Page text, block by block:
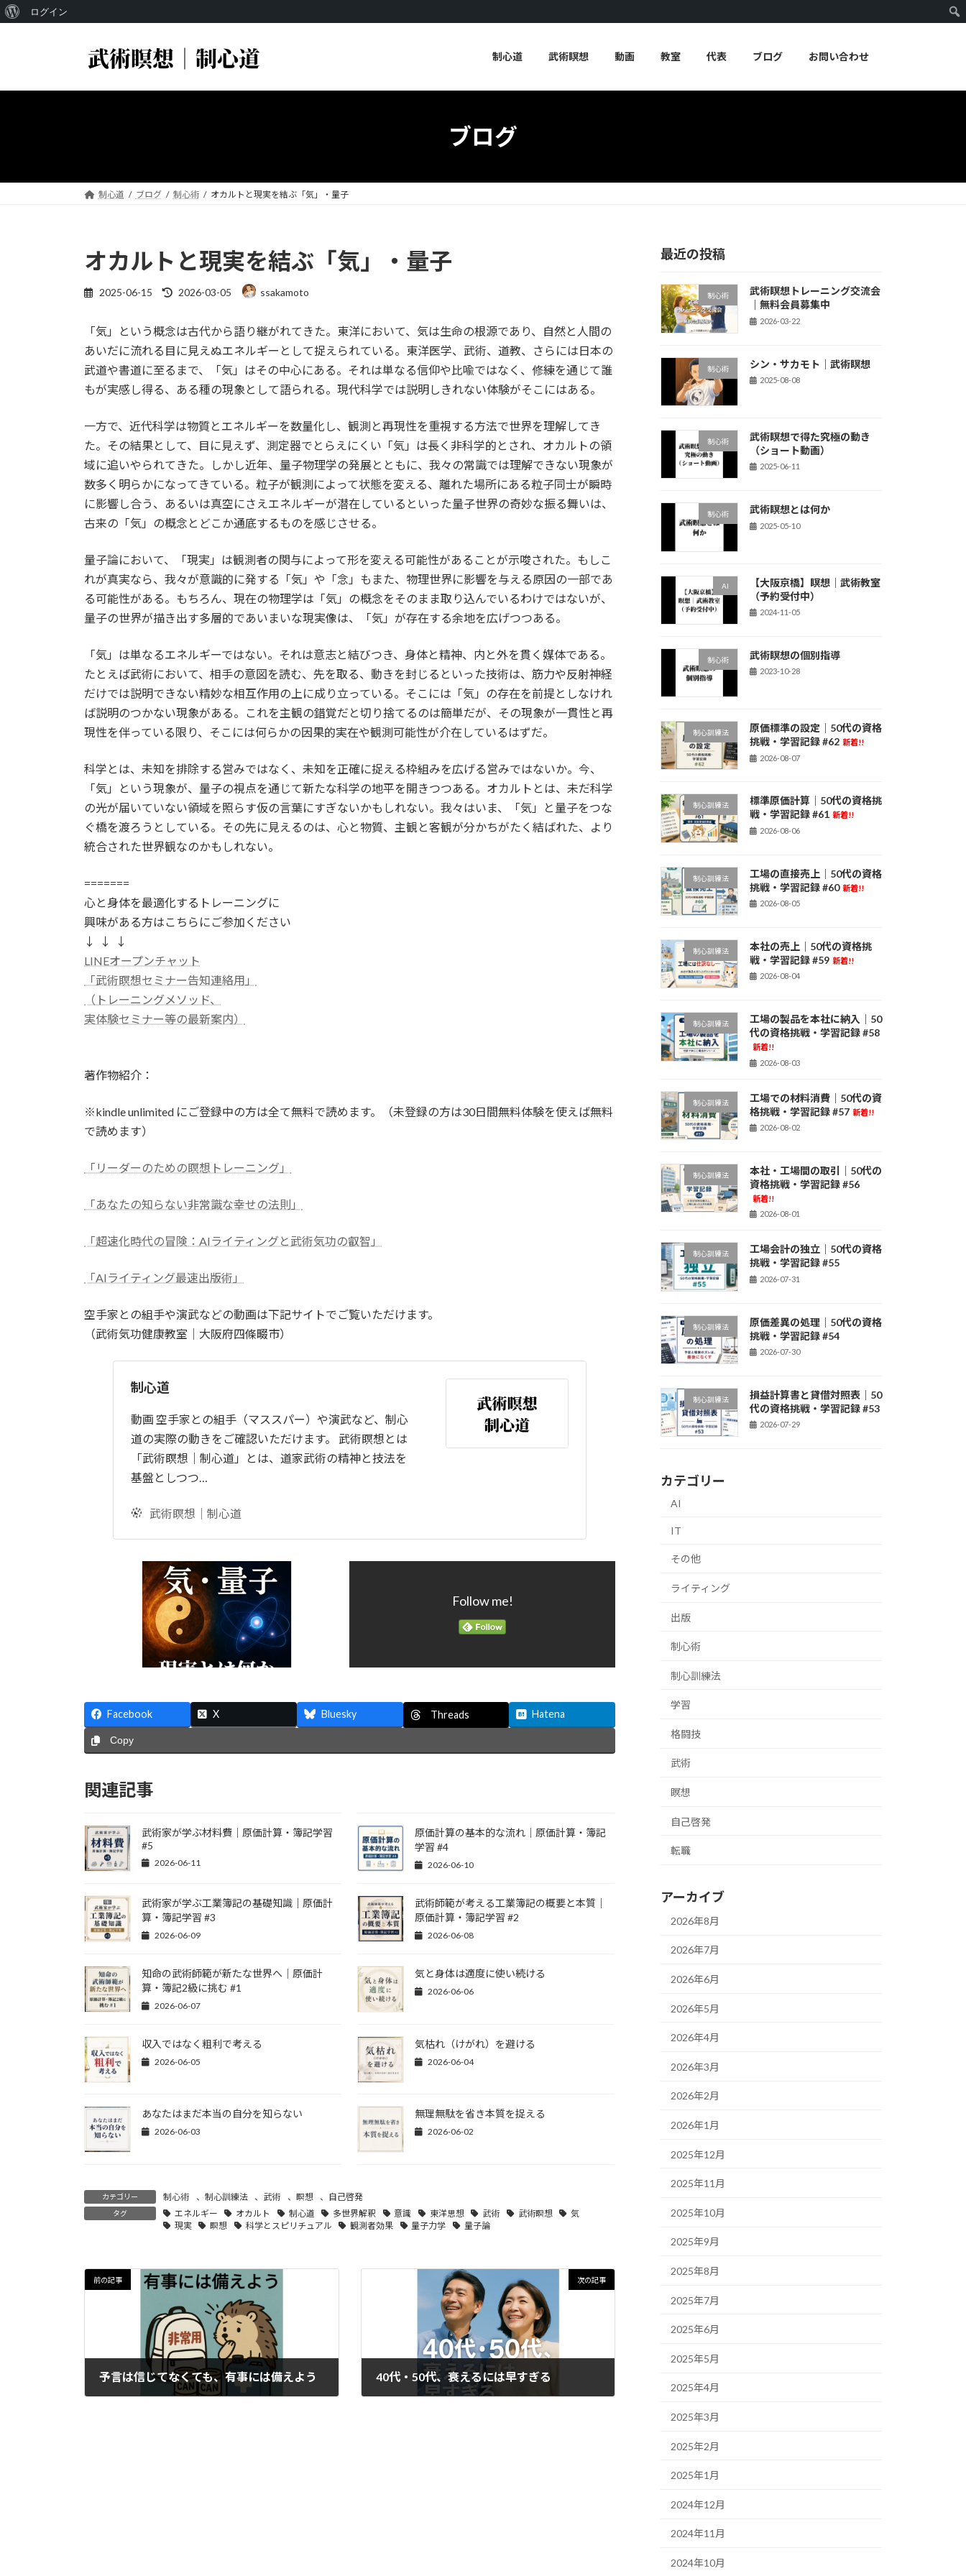
プ
動
WordPress
ログイン
制心道 武術瞑想 動画 教室 代表 ブログ お問い合わせ
ブログ
制心道 ブログ 制心術 オカルトと現実を結ぶ「気」・量子
オカルトと現実を結ぶ「気」・量子
2025-06-15
最
新
日
:
2026-03-05 ssakamoto
「気」という概念は古代から語り継がれてきた。東洋において、気は生命の根源であり、自然と人間の
あいだに流れる目に見えぬエネルギーとして捉えられている。東洋医学、武術、道教、さらには日本の
武道や書道に至るまで、「気」はその中心にある。それは単なる信仰や比喩ではなく、修練を通じて誰
もが実感し得る、ある種の現象として語られる。現代科学では説明しきれない体験がそこにはある。
一方で、近代科学は物質とエネルギーを数量化し、観測と再現性を重視する方法で世界を理解してき
た。その結果として、目に見えず、測定器でとらえにくい「気」は長く非科学的とされ、オカルトの領
域に追いやられてきた。しかし近年、量子物理学の発展とともに、我々の常識では理解できない現象が
数多く明らかになってきている。粒子が観測によって状態を変える、離れた場所にある粒子同士が瞬時
に影響し合う、あるいは真空にさえエネルギーが潜在しているといった量子世界の奇妙な振る舞いは、
古来の「気」の概念とどこか通底するものを感じさせる。
量子論において、「現実」は観測者の関与によって形を変える可能性があることが示唆された。もしこ
れが真実なら、我々が意識的に発する「気」や「念」もまた、物理世界に影響を与える原因の一部であ
る可能性がある。もちろん、現在の物理学は「気」の概念をそのまま取り込んでいるわけではないが、
量子の世界が描き出す多層的であいまいな現実像は、「気」が存在する余地を広げつつある。
「気」は単なるエネルギーではない。それは意志と結びつき、身体と精神、内と外を貫く媒体である。
たとえば武術において、相手の意図を読む、先を取る、動きを封じるといった技術は、筋力や反射神経
だけでは説明できない精妙な相互作用の上に成り立っている。そこには「気」の存在を前提としなけれ
ば説明のつかない現象がある。これを主観の錯覚だと切り捨てるのは簡単だが、その現象が一貫性と再
現性を伴っている限り、そこには何らかの因果的実在や観測可能性が介在しているはずだ。
科学とは、未知を排除する営みではなく、未知を正確に捉える枠組みを広げる営みではないか。今、
「気」という現象が、量子の視点を通じて新たな科学の地平を開きつつある。オカルトとは、未だ科学
の光が届いていない領域を照らす仮の言葉にすぎないかもしれない。我々はいま、「気」と量子をつな
ぐ橋を渡ろうとしている。その先に見えるのは、心と物質、主観と客観が分かちがたく結ばれた、より
統合された世界観なのかもしれない。
=======
心と身体を最適化するトレーニングに
興味がある方はこちらにご参加ください
↓ ↓ ↓
LINEオープンチャット
「武術瞑想セミナー告知連絡用」
（トレーニングメソッド、
実体験セミナー等の最新案内）
著作物紹介：
※kindle unlimited にご登録中の方は全て無料で読めます。（未登録の方は30日間無料体験を使えば無料
で読めます）
「リーダーのための瞑想トレーニング」
「あなたの知らない非常識な幸せの法則」
「超速化時代の冒険：AIライティングと武術気功の叡智」
「AIライティング最速出版術」
空手家との組手や演武などの動画は下記サイトでご覧いただけます。
（武術気功健康教室｜大阪府四條畷市）
制心道
動画 空手家との組手（マススパー）や演武など、制心
道の実際の動きをご確認いただけます。 武術瞑想とは
「武術瞑想｜制心道」とは、道家武術の精神と技法を
基盤としつつ…
武術瞑想｜制心道
Follow me!
Facebook X Bluesky Threads Hatena
Copy
関連記事
武術家が学ぶ材料費｜原価計算・簿記学習
#5
2026-06-11
原価計算の基本的な流れ｜原価計算・簿記
学習 #4
2026-06-10
武術家が学ぶ工業簿記の基礎知識｜原価計
算・簿記学習 #3
2026-06-09
武術師範が考える工業簿記の概要と本質｜
原価計算・簿記学習 #2
2026-06-08
知命の武術師範が新たな世界へ｜原価計
算・簿記2級に挑む #1
2026-06-07
気と身体は適度に使い続ける
2026-06-06
収入ではなく粗利で考える
2026-06-05
気枯れ（けがれ）を避ける
2026-06-04
あなたはまだ本当の自分を知らない
2026-06-03
無理無駄を省き本質を捉える
2026-06-02
カテゴリー 制心術 、 制心訓練法 、 武術 、 瞑想 、 自己啓発
タグ エネルギー オカルト 制心道 多世界解釈 意識 東洋思想 武術 武術瞑想
気
現実
瞑想 科学とスピリチュアル 観測者効果 量子力学 量子論
前の記事
予言は信じてなくても、有事には備えよう
次の記事
40代・50代、衰えるには早すぎる
最近の投稿
制心術
武術瞑想トレーニング交流会
｜無料会員募集中
2026-03-22
制心術 シン・サカモト｜武術瞑想
2025-08-08
制心術
武術瞑想で得た究極の動き
（ショート動画）
2025-06-11
制心術 武術瞑想とは何か
2025-05-10
AI
【大阪京橋】瞑想｜武術教室
（予約受付中）
2024-11-05
制心術 武術瞑想の個別指導
2023-10-28
制心訓練法
原価標準の設定｜50代の資格
挑戦・学習記録 #62 新着!!
2026-08-07
制心訓練法
標準原価計算｜50代の資格挑
戦・学習記録 #61 新着!!
2026-08-06
制心訓練法
工場の直接売上｜50代の資格
挑戦・学習記録 #60 新着!!
2026-08-05
制心訓練法
本社の売上｜50代の資格挑
戦・学習記録 #59 新着!!
2026-08-04
制心訓練法
工場の製品を本社に納入｜50
代の資格挑戦・学習記録 #58
新着!!
2026-08-03
制心訓練法
工場での材料消費｜50代の資
格挑戦・学習記録 #57 新着!!
2026-08-02
制心訓練法
本社・工場間の取引｜50代の
資格挑戦・学習記録 #56
新着!!
2026-08-01
制心訓練法
工場会計の独立｜50代の資格
挑戦・学習記録 #55
2026-07-31
制心訓練法
原価差異の処理｜50代の資格
挑戦・学習記録 #54
2026-07-30
制心訓練法
損益計算書と貸借対照表｜50
代の資格挑戦・学習記録 #53
2026-07-29
カテゴリー
AI
IT
その他
ライティング
出版
制心術
制心訓練法
学習
格闘技
武術
瞑想
自己啓発
転職
アーカイブ
2026年8月
2026年7月
2026年6月
2026年5月
2026年4月
2026年3月
2026年2月
2026年1月
2025年12月
2025年11月
2025年10月
2025年9月
2025年8月
2025年7月
2025年6月
2025年5月
2025年4月
2025年3月
2025年2月
2025年1月
2024年12月
2024年11月
2024年10月